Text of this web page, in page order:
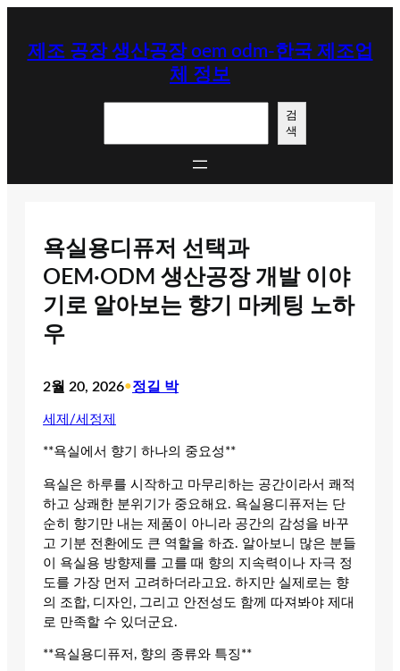
제조 공장 생산공장 oem odm-한국 제조업
체 정보
검
색
욕실용디퓨저 선택과
OEM·ODM 생산공장 개발 이야
기로 알아보는 향기 마케팅 노하
우
2월 20, 2026•정길 박
세제/세정제
**욕실에서 향기 하나의 중요성**
욕실은 하루를 시작하고 마무리하는 공간이라서 쾌적
하고 상쾌한 분위기가 중요해요. 욕실용디퓨저는 단
순히 향기만 내는 제품이 아니라 공간의 감성을 바꾸
고 기분 전환에도 큰 역할을 하죠. 알아보니 많은 분들
이 욕실용 방향제를 고를 때 향의 지속력이나 자극 정
도를 가장 먼저 고려하더라고요. 하지만 실제로는 향
의 조합, 디자인, 그리고 안전성도 함께 따져봐야 제대
로 만족할 수 있더군요.
**욕실용디퓨저, 향의 종류와 특징**